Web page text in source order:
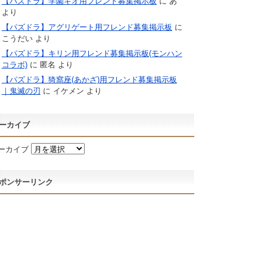
より
【パズドラ】アグリゲート用フレンド募集掲示板 に
こうだいより
【パズドラ】キリン用フレンド募集掲示板(モンハン
コラボ)に 匿名 より
【パズドラ】猗窩座(あかざ)用フレンド募集掲示板
｜鬼滅の刃 に イケメン より
カイブ
カイブ
ンサーリンク